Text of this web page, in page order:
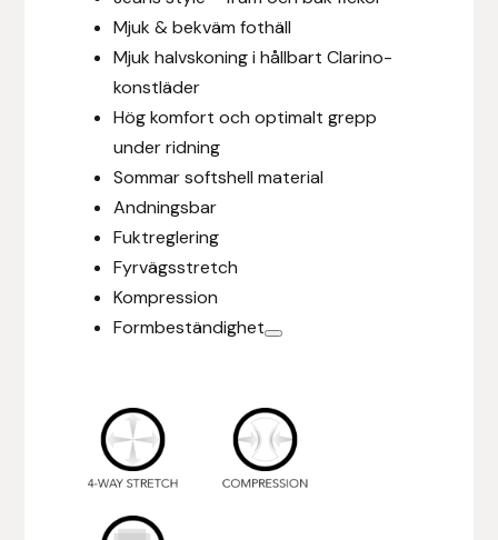
Mjuk & bekväm fothäll
Mjuk halvskoning i hållbart Clarino-
konstläder
Hög komfort och optimalt grepp
under ridning
Sommar softshell material
Andningsbar
Fuktreglering
Fyrvägsstretch
Kompression
Formbeständighet
Eyjólfur Ísólfsson
Fákur Rideudstyr